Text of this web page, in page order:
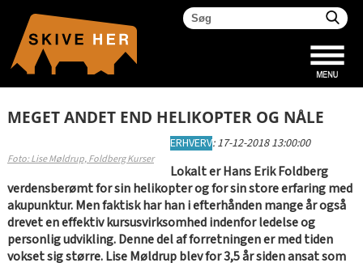
MEGET ANDET END HELIKOPTER OG NÅLE
Foto: Lise Møldrup, Foldberg Kurser
ERHVERV:17-12-2018 13:00:00
Lokalt er Hans Erik Foldberg
verdensberømt for sin helikopter og for sin store erfaring med
akupunktur. Men faktisk har han i efterhånden mange år også
drevet en effektiv kursusvirksomhed indenfor ledelse og
personlig udvikling. Denne del af forretningen er med tiden
vokset sig større. Lise Møldrup blev for 3,5 år siden ansat som